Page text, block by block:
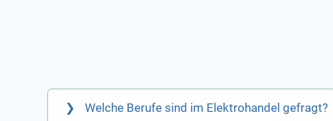
Welche Berufe sind im Elektrohandel gefragt?